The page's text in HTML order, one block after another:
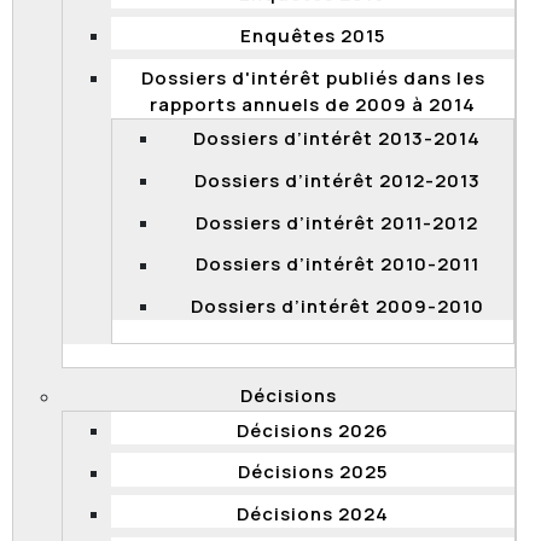
Enquêtes 2015
Dossiers d'intérêt publiés dans les
rapports annuels de 2009 à 2014
Dossiers d’intérêt 2013-2014
Dossiers d’intérêt 2012-2013
Dossiers d’intérêt 2011-2012
Dossiers d’intérêt 2010-2011
Dossiers d’intérêt 2009-2010
Décisions
Décisions 2026
Décisions 2025
Décisions 2024
un avocat. Vous pouvez néanmoins exercer votre
en assurant vous-même la défense de vos
Haut de page
Quand votre plainte sera-t-elle
l’ordre de leur date de réception. Vous serez convoqué
par le greffe du tribunal de la Commission à une
Haut de page